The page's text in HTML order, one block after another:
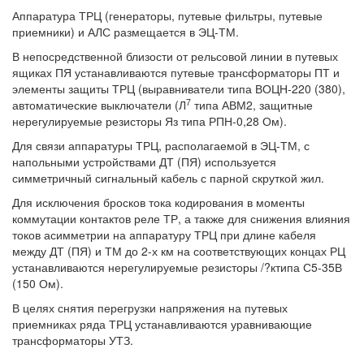
Аппаратура ТРЦ (генераторы, путевые фильтры, путевые
приемники) и АЛС размещается в ЭЦ-ТМ.
В непосредственной близости от рельсовой линии в путевых
ящиках ПЯ устанавливаются путевые трансформаторы ПТ и
элементы защиты ТРЦ (выравниватели типа ВОЦН-220 (380),
автоматические выключатели (Л7 типа АВМ2, защитные
нерегулируемые резисторы Яз типа РПН-0,28 Ом).
Для связи аппаратуры ТРЦ, располагаемой в ЭЦ-ТМ, с
напольными устройствами ДТ (ПЯ) используется
симметричный сигнальный кабель с парной скруткой жил.
Для исключения бросков тока кодирования в моменты
коммутации контактов реле ТР, а также для снижения влияния
токов асимметрии на аппаратуру ТРЦ при длине кабеля
между ДТ (ПЯ) и ТМ до 2-х км на соответствующих концах РЦ
устанавливаются нерегулируемые резисторы /?ктипа С5-35В
(150 Ом).
В целях снятия перегрузки напряжения на путевых
приемниках ряда ТРЦ устанавливаются уравнивающие
трансформаторы УТЗ.